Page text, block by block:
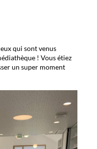
qui sont venus
! Vous étiez
un super moment